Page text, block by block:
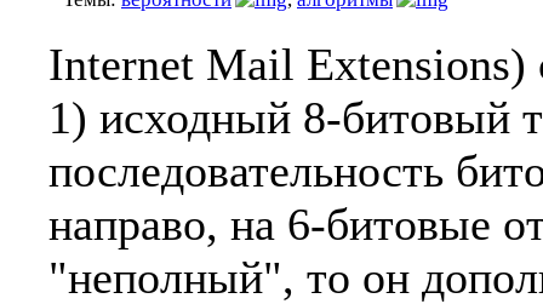
Internet Mail
1) исходный 8-битовый
последовательность
напpаво, на 6-битовые
"неполный", то он